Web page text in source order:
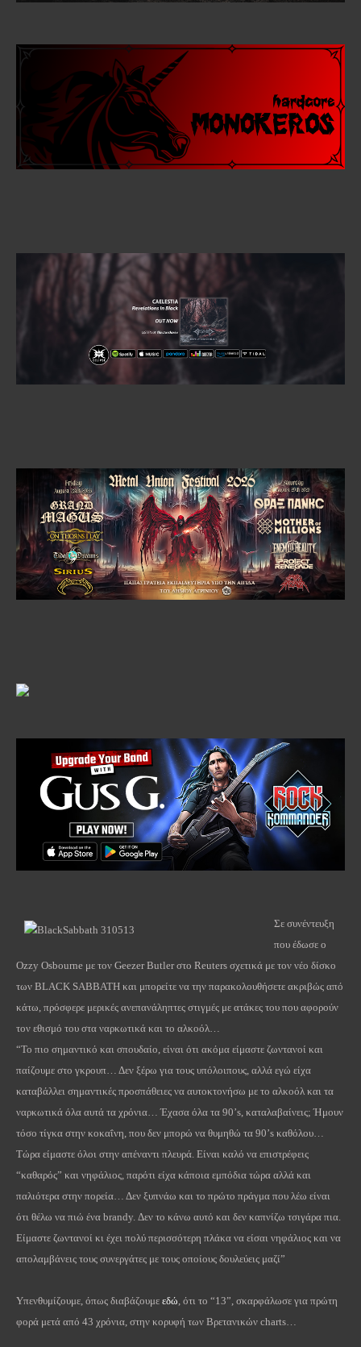
Σε συνέντευξη
που έδωσε ο
Ozzy Οsbourne με τον Geezer Butler στο Reuters σχετικά με τον νέο δίσκο
των BLACK SABBATH και μπορείτε να την παρακολουθήσετε ακριβώς από
κάτω, πρόσφερε μερικές ανεπανάληπτες στιγμές με ατάκες του που αφορούν
τον εθισμό του στα ναρκωτικά και το αλκοόλ…
“Το πιο σημαντικό και σπουδαίο, είναι ότι ακόμα είμαστε ζωντανοί και
παίζουμε στο γκρουπ… Δεν ξέρω για τους υπόλοιπους, αλλά εγώ είχα
καταβάλλει σημαντικές προσπάθειες να αυτοκτονήσω με το αλκοόλ και τα
ναρκωτικά όλα αυτά τα χρόνια… Έχασα όλα τα 90’s, καταλαβαίνεις; Ήμουν
τόσο τίγκα στην κοκαΐνη, που δεν μπορώ να θυμηθώ τα 90’s καθόλου…
Τώρα είμαστε όλοι στην απέναντι πλευρά. Είναι καλό να επιστρέφεις
“καθαρός” και νηφάλιος, παρότι είχα κάποια εμπόδια τώρα αλλά και
παλιότερα στην πορεία… Δεν ξυπνάω και το πρώτο πράγμα που λέω είναι
ότι θέλω να πιώ ένα brandy. Δεν το κάνω αυτό και δεν καπνίζω τσιγάρα πια.
Είμαστε ζωντανοί κι έχει πολύ περισσότερη πλάκα να είσαι νηφάλιος και να
απολαμβάνεις τους συνεργάτες με τους οποίους δουλεύεις μαζί”
Υπενθυμίζουμε, όπως διαβάζουμε εδώ , ότι το “13”, σκαρφάλωσε για πρώτη
φορά μετά από 43 χρόνια, στην κορυφή των Βρετανικών charts…